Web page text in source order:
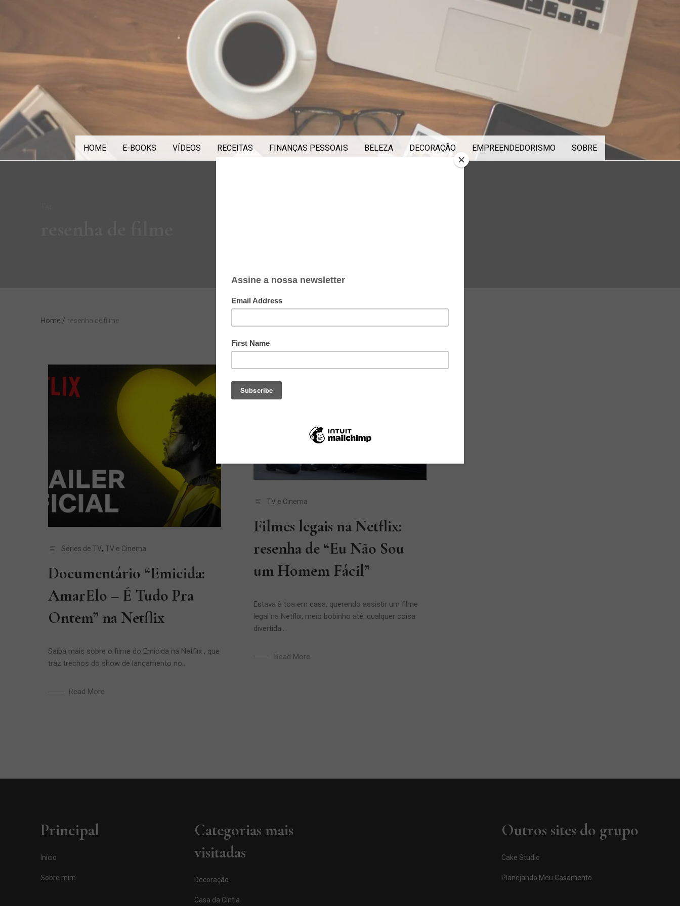
HOME E-BOOKS VÍDEOS RECEITAS FINANÇAS PESSOAIS BELEZA DECORAÇÃO EMPREENDEDORISMO SOBRE
Home / resenha de filme
Séries de TV, TV e Cinema
Documentário “Emicida:
AmarElo – É Tudo Pra
Ontem” na Netflix
Saiba mais sobre o filme do Emicida na Netflix , que
traz trechos do show de lançamento no...
Read More
TV e Cinema
Filmes legais na Netflix:
resenha de “Eu Não Sou
um Homem Fácil”
Estava à toa em casa, querendo assistir um filme
legal na Netflix, meio bobinho até, qualquer coisa
divertida...
Read More
Principal
Início
Sobre mim
Categorias mais
visitadas
Decoração
Casa da Cíntia
Outros sites do grupo
Cake Studio
Planejando Meu Casamento